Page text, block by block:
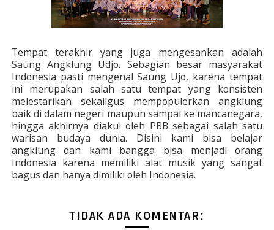
Tempat terakhir yang juga mengesankan adalah
Saung Angklung Udjo. Sebagian besar masyarakat
Indonesia pasti mengenal Saung Ujo, karena tempat
ini merupakan salah satu tempat yang konsisten
melestarikan sekaligus mempopulerkan angklung
baik di dalam negeri maupun sampai ke mancanegara,
hingga akhirnya diakui oleh PBB sebagai salah satu
warisan budaya dunia. Disini kami bisa belajar
angklung dan kami bangga bisa menjadi orang
Indonesia karena memiliki alat musik yang sangat
bagus dan hanya dimiliki oleh Indonesia.
TIDAK ADA KOMENTAR: